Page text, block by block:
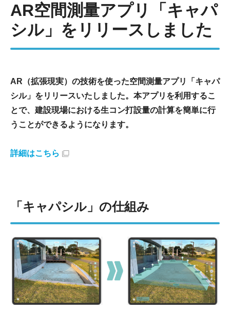
AR空間測量アプリ「キャパ
シル」をリリースしました
AR（拡張現実）の技術を使った空間測量アプリ「キャパ
シル」をリリースいたしました。本アプリを利用するこ
とで、建設現場における生コン打設量の計算を簡単に行
うことができるようになります。
詳細はこちら
「キャパシル」の仕組み